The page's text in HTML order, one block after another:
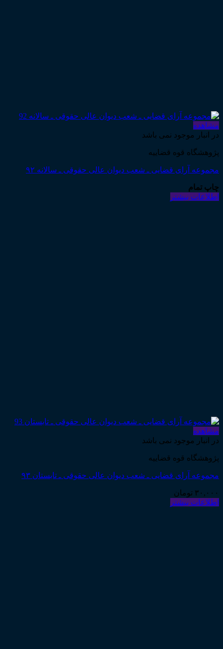
مشاهده
در انبار موجود نمی باشد
پژوهشگاه قوه قضاییه
مجموعه آرای قضایی ـ شعب دیوان عالی حقوقی ـ سالانه ۹۲
چاپ تمام
اطلاعات بیشتر
مشاهده
در انبار موجود نمی باشد
پژوهشگاه قوه قضاییه
مجموعه آرای قضایی ـ شعب دیوان عالی حقوقی ـ تابستان ۹۳
۳۰,۰۰۰ تومان
اطلاعات بیشتر